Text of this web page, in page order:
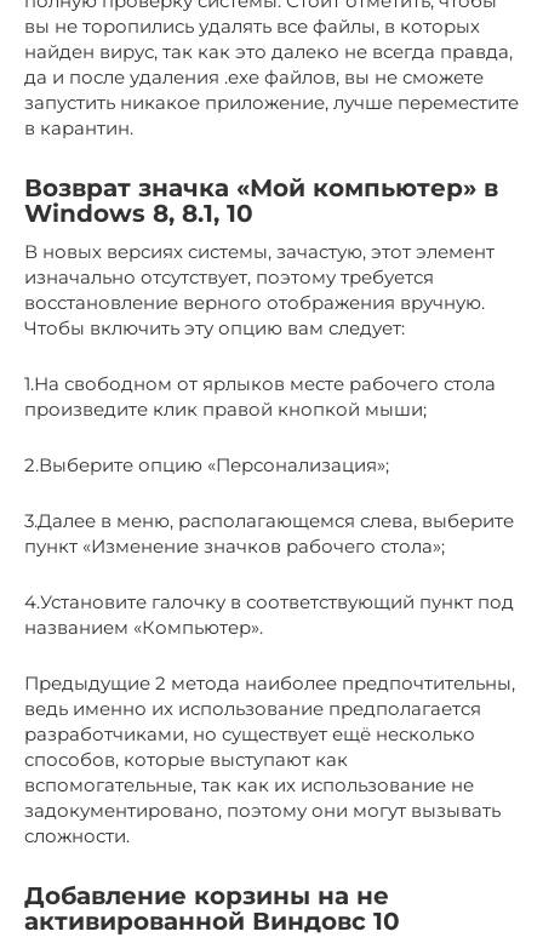
вы не торопились удалять все файлы, в которых
найден вирус, так как это далеко не всегда правда,
да и после удаления .exe файлов, вы не сможете
запустить никакое приложение, лучше переместите
в карантин.
Возврат значка «Мой компьютер» в
Windows 8, 8.1, 10
В новых версиях системы, зачастую, этот элемент
изначально отсутствует, поэтому требуется
восстановление верного отображения вручную.
Чтобы включить эту опцию вам следует:
1.На свободном от ярлыков месте рабочего стола
произведите клик правой кнопкой мыши;
2.Выберите опцию «Персонализация»;
3.Далее в меню, располагающемся слева, выберите
пункт «Изменение значков рабочего стола»;
4.Установите галочку в соответствующий пункт под
названием «Компьютер».
Предыдущие 2 метода наиболее предпочтительны,
ведь именно их использование предполагается
разработчиками, но существует ещё несколько
способов, которые выступают как
вспомогательные, так как их использование не
задокументировано, поэтому они могут вызывать
сложности.
Добавление корзины на не
активированной Виндовс 10